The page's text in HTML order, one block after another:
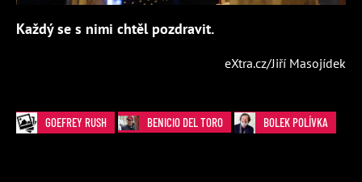
Každý se s nimi chtěl pozdravit.
eXtra.cz/Jiří Masojídek
GOEFREY RUSH BENICIO DEL TORO BOLEK POLÍVKA